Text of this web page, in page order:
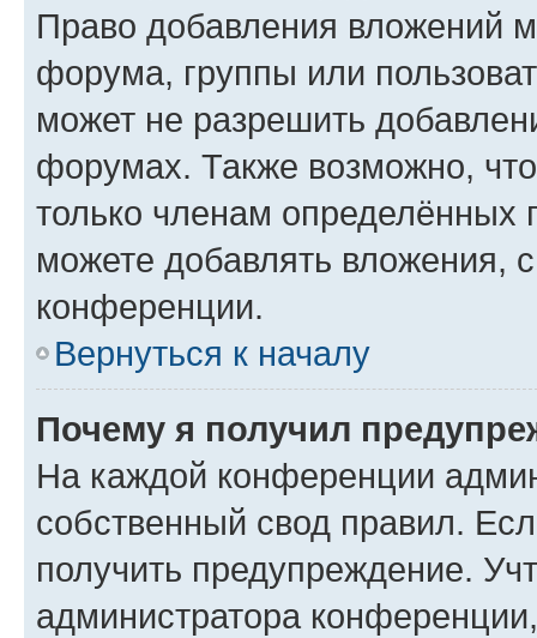
Право добавления вложений
форума, группы или
может не разрешить
форумах. Также возможно,
только членам определённых
можете добавлять вложения,
конференции.
Вернуться к началу
Почему я получил
На каждой конференции
собственный свод правил.
получить предупреждение.
администратора